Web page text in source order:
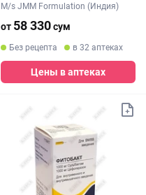
M/s JMM Formulation (Индия)
от 58 330сум
Без рецепта в 32 аптеках
Цены в аптеках